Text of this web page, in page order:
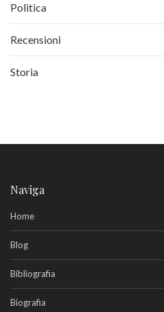
Politica
Recensioni
Storia
Naviga
Home
Blog
Bibliografia
Biografia